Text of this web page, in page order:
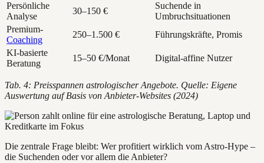
Persönliche
Analyse
30–150 €
Suchende in
Umbruchsituationen
Premium-
Coaching
250–1.500 €
Führungskräfte, Promis
KI-basierte
Beratung
15–50 €/Monat Digital-affine Nutzer
Tab. 4: Preisspannen astrologischer Angebote. Quelle: Eigene
Auswertung auf Basis von Anbieter-Websites (2024)
Die zentrale Frage bleibt: Wer profitiert wirklich vom Astro-Hype –
die Suchenden oder vor allem die Anbieter?